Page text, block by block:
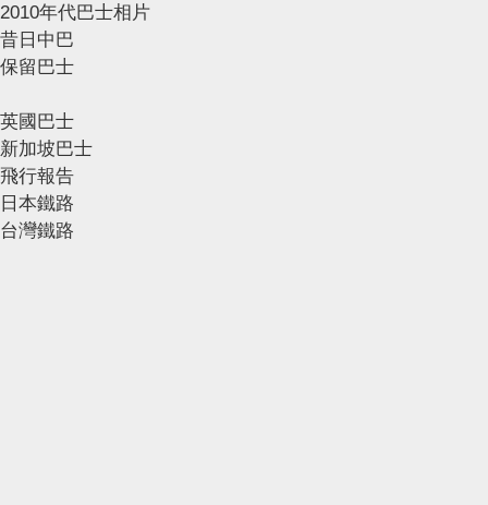
2010年代巴士相片
昔日中巴
保留巴士
英國巴士
新加坡巴士
飛行報告
日本鐵路
台灣鐵路